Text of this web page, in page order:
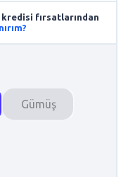
kredisi fırsatlarından
Gümüş